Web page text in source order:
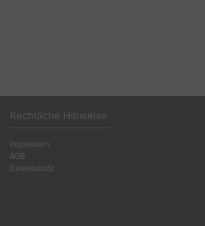
Rechtliche Hinweise
Impressum
AGB
Datenschutz